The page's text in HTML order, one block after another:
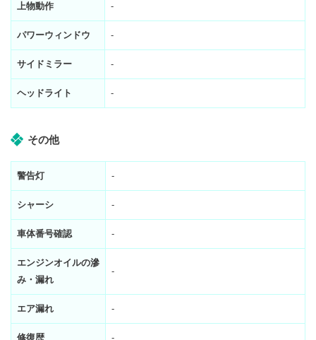
上物動作 -
パワーウィンドウ -
サイドミラー -
ヘッドライト -
その他
警告灯 -
シャーシ -
車体番号確認 -
エンジンオイルの滲
み・漏れ
-
エア漏れ -
修復歴 -